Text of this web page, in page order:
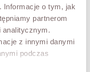
Informacje o tym, jak
partnerom
analitycznym.
z innymi danymi
podczas
of elegance and
breasted button